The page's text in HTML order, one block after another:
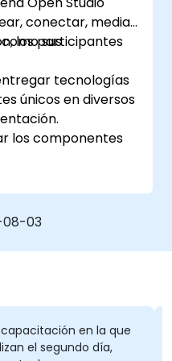
conectar, mediar
sus
los participantes
tecnologías
únicos en diversos
los componentes
base de
sistemas y
de código Java
los proyectos.
y el código
ampliar los
sistemas,
03
en la que
el segundo día,